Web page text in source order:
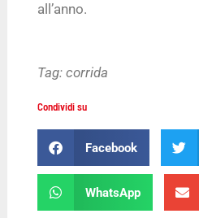
all’anno.
Tag:corrida
Condividi su
Facebook
WhatsApp